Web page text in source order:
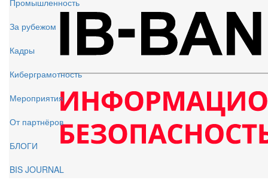
Промышленность
За рубежом
Кадры
Киберграмотность
Мероприятия
От партнёров
БЛОГИ
BIS JOURNAL